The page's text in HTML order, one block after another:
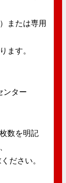
または専用
ます。
ンター
数を明記
ださい。